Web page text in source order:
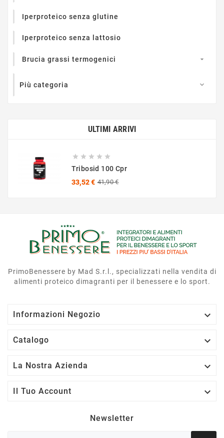
Iperproteico senza glutine
Iperproteico senza lattosio
Brucia grassi termogenici 
Più categoria 
ULTIMI ARRIVI
    
Tribosid 100 Cpr
33,52 € 41,90 €
PrimoBenessere by Mad S.r.l., specializzati nella vendita di
alimenti proteico dimagranti per il benessere e lo sport.
Informazioni Negozio 
Catalogo 
La Nostra Azienda 
Il Tuo Account 
Newsletter